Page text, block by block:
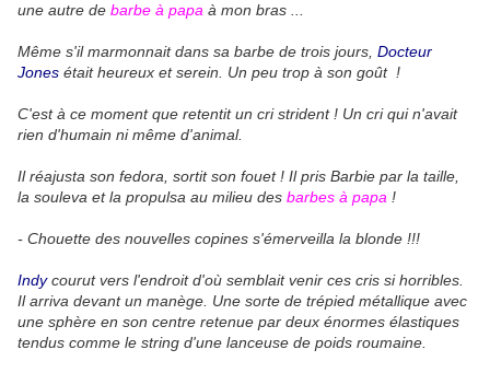
une autre de barbe à papa à mon bras ...
Même s'il marmonnait dans sa barbe de trois jours, Docteur
Jones était heureux et serein. Un peu trop à son goût !
C'est à ce moment que retentit un cri strident ! Un cri qui n'avait
rien d'humain ni même d'animal.
Il réajusta son fedora, sortit son fouet ! Il pris Barbie par la taille,
la souleva et la propulsa au milieu des barbes à papa !
- Chouette des nouvelles copines s'émerveilla la blonde !!!
Indycourut vers l'endroit d'où semblait venir ces cris si horribles.
Il arriva devant un manège. Une sorte de trépied métallique avec
une sphère en son centre retenue par deux énormes élastiques
tendus comme le string d'une lanceuse de poids roumaine.